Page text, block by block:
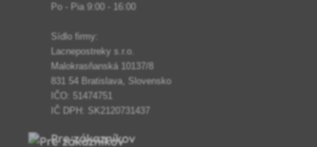
Po - Pia 9:00 - 16:00
Sídlo firmy:
Lacnepostreky s.r.o.
Malokrasňanská 10137/8
831 54 Bratislava, Slovensko
IČO: 51474751
IČ DPH: SK2120731437
Pre zákazníkov